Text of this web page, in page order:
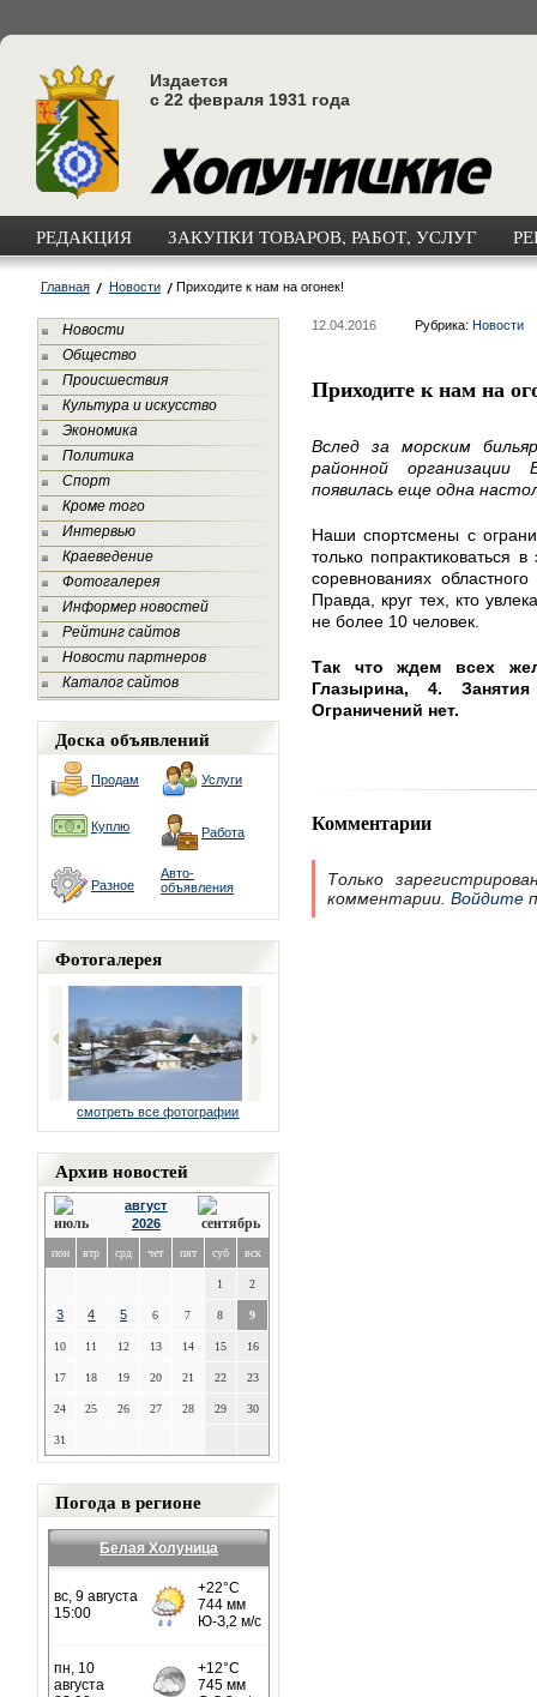
Издается
с 22 февраля 1931 года
РЕДАКЦИЯ ЗАКУПКИ ТОВАРОВ, РАБОТ, УСЛУГ
Главная Новости Приходите к нам на огонек!
Новости
Общество
Происшествия
Культура и искусство
Экономика
Политика
Спорт
Кроме того
Интервью
Краеведение
Фотогалерея
Информер новостей
Рейтинг сайтов
Новости партнеров
Каталог сайтов
Доска объявлений
Продам Услуги
Куплю Работа
Разное
Авто-
объявления
Фотогалерея
смотреть все фотографии
Архив новостей
август
2026
пон втр срд чет пят суб вск
1 2
3 4 5 6 7 8 9
10 11 12 13 14 15 16
17 18 19 20 21 22 23
24 25 26 27 28 29 30
31
Погода в регионе
Белая Холуница
12.04.2016 Рубрика: Новости
Приходите к нам на
Вслед за морским
районной организации
появилась еще одна
Наши спортсмены с
только попрактиковаться
соревнованиях
Правда, круг тех, кто
не более 10 человек.
Так что ждем всех
Глазырина, 4.
Ограничений нет.
Комментарии
Только
комментарии. Войдите